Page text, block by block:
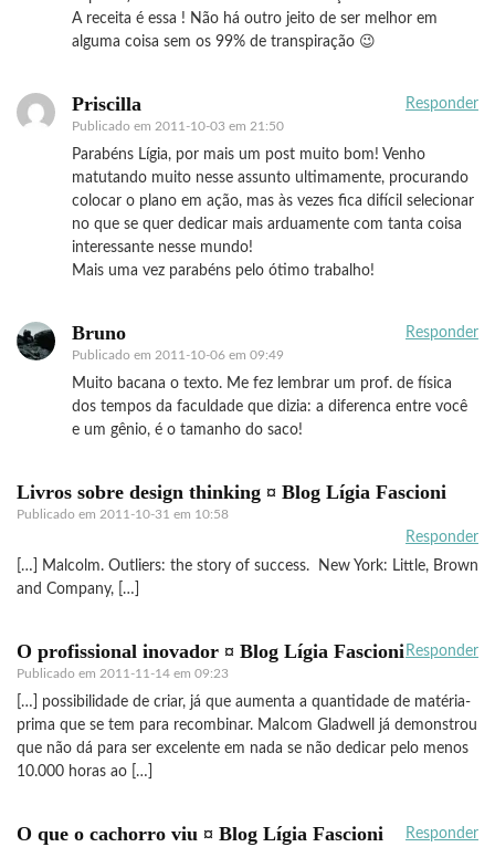
A receita é essa ! Não há outro jeito de ser melhor em
alguma coisa sem os 99% de transpiração 😉
Priscilla
Publicado em 2011-10-03 em 21:50
Responder
Parabéns Lígia, por mais um post muito bom! Venho
matutando muito nesse assunto ultimamente, procurando
colocar o plano em ação, mas às vezes fica difícil selecionar
no que se quer dedicar mais arduamente com tanta coisa
interessante nesse mundo!
Mais uma vez parabéns pelo ótimo trabalho!
Bruno
Publicado em 2011-10-06 em 09:49
Responder
Muito bacana o texto. Me fez lembrar um prof. de física
dos tempos da faculdade que dizia: a diferenca entre você
e um gênio, é o tamanho do saco!
Livros sobre design thinking ¤ Blog Lígia Fascioni
Publicado em 2011-10-31 em 10:58
Responder
[…] Malcolm. Outliers: the story of success. New York: Little, Brown
and Company, […]
O profissional inovador ¤ Blog Lígia Fascioni
Publicado em 2011-11-14 em 09:23
Responder
[…] possibilidade de criar, já que aumenta a quantidade de matéria-
prima que se tem para recombinar. Malcom Gladwell já demonstrou
que não dá para ser excelente em nada se não dedicar pelo menos
10.000 horas ao […]
O que o cachorro viu ¤ Blog Lígia Fascioni Responder